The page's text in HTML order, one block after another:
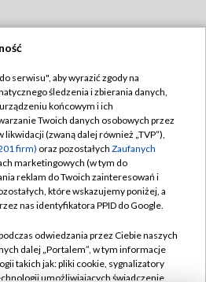
TVP
TVP
prywatności
Moje zgody
Pomoc
Kontakt
serwisu", aby wyrazić zgody na
śledzenia i zbierania danych,
końcowym i ich
Twoich danych osobowych przez
likwidacji (zwaną dalej również „TVP”),
firm) oraz pozostałych Zaufanych
marketingowych (w tym do
reklam do Twoich zainteresowań i
które wskazujemy poniżej, a
nas identyfikatora PPID do Google.
odwiedzania przez Ciebie naszych
dalej „Portalem”, w tym informacje
takich jak: pliki cookie, sygnalizatory
umożliwiających świadczenie